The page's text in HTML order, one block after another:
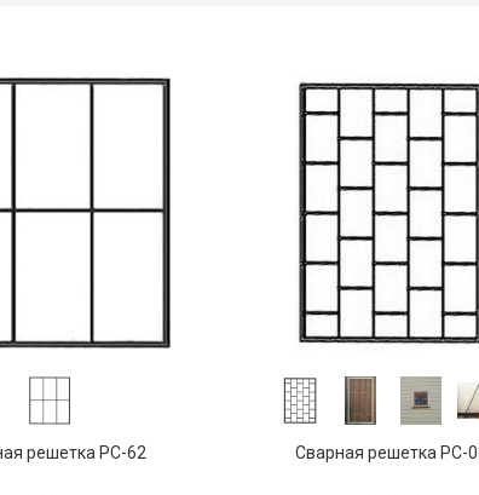
решетка РС-62 Сварная решетка РС-